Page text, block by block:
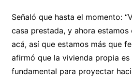
Señaló que hasta el momento:
casa prestada, y ahora estamos
acá, así que estamos más que
afirmó que la vivienda propia es
fundamental para proyectar